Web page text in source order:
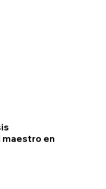
maestro en